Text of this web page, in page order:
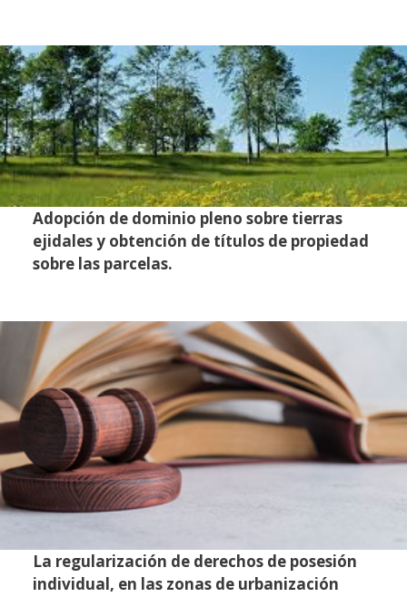
Adopción de dominio pleno sobre tierras
ejidales y obtención de títulos de propiedad
sobre las parcelas.
La regularización de derechos de posesión
individual, en las zonas de urbanización